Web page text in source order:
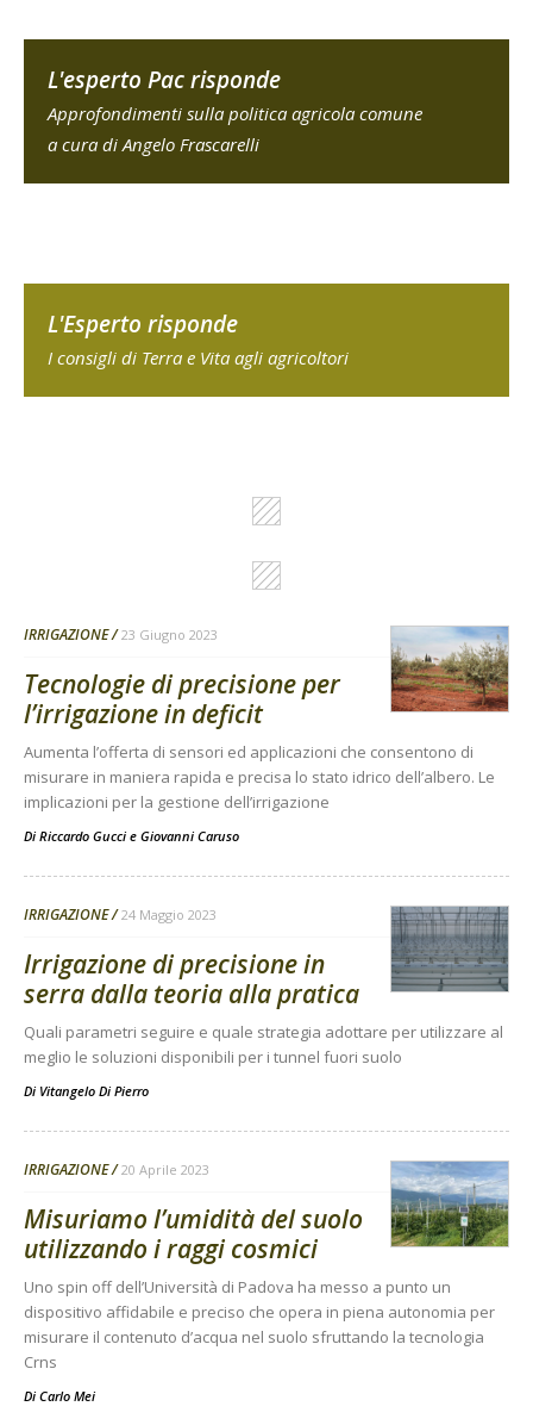
L'esperto Pac risponde
Approfondimenti sulla politica agricola comune
a cura di Angelo Frascarelli
L'Esperto risponde
I consigli di Terra e Vita agli agricoltori
IRRIGAZIONE 23 Giugno 2023
Tecnologie di precisione per
l’irrigazione in deficit
Aumenta l’offerta di sensori ed applicazioni che consentono di
misurare in maniera rapida e precisa lo stato idrico dell’albero. Le
implicazioni per la gestione dell’irrigazione
Di Riccardo Gucci e Giovanni Caruso
IRRIGAZIONE 24 Maggio 2023
Irrigazione di precisione in
serra dalla teoria alla pratica
Quali parametri seguire e quale strategia adottare per utilizzare al
meglio le soluzioni disponibili per i tunnel fuori suolo
Di Vitangelo Di Pierro
IRRIGAZIONE 20 Aprile 2023
Misuriamo l’umidità del suolo
utilizzando i raggi cosmici
Uno spin off dell’Università di Padova ha messo a punto un
dispositivo affidabile e preciso che opera in piena autonomia per
misurare il contenuto d’acqua nel suolo sfruttando la tecnologia
Crns
Di Carlo Mei